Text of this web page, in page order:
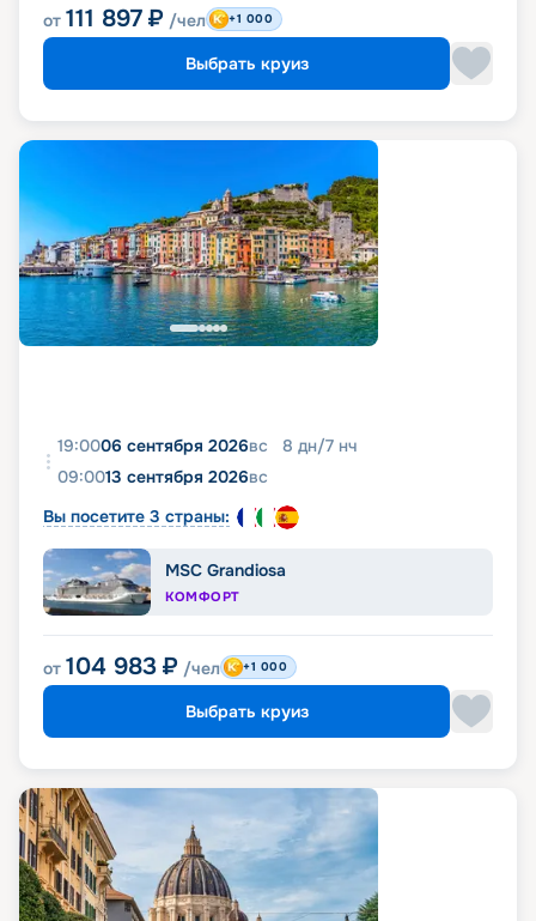
от 111 897 ₽ /чел +1 000
Выбрать круиз
19:0006 сентября 2026вс 8 дн/7 нч
09:0013 сентября 2026вс
Вы посетите 3 страны:
MSC Grandiosa
КОМФОРТ
от 104 983 ₽ /чел +1 000
Выбрать круиз